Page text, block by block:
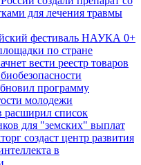
для лечения травмы
фестиваль НАУКА 0+
по стране
вести реестр товаров
программу
молодежи
список
для "земских" выплат
создаст центр развития
в